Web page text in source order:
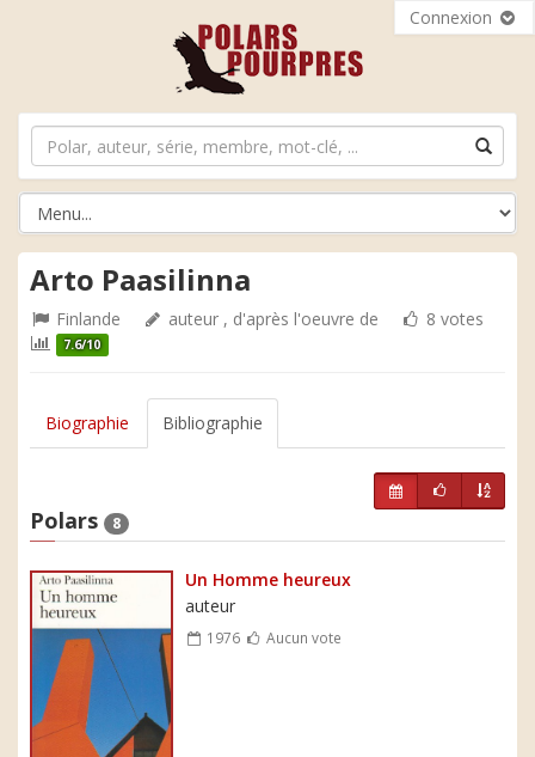
Connexion
Arto Paasilinna
Finlande auteur , d'après l'oeuvre de 8 votes
7.6/10
Biographie Bibliographie
Polars 8
Un Homme heureux
auteur
1976 Aucun vote